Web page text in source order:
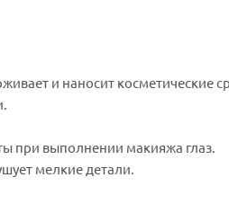
и наносит косметические
при выполнении макияжа глаз.
мелкие детали.